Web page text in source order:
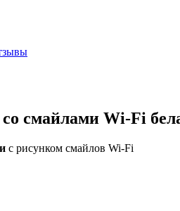
смайлами Wi-Fi
с рисунком смайлов Wi-Fi